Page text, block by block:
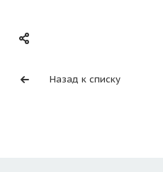
Назад к списку